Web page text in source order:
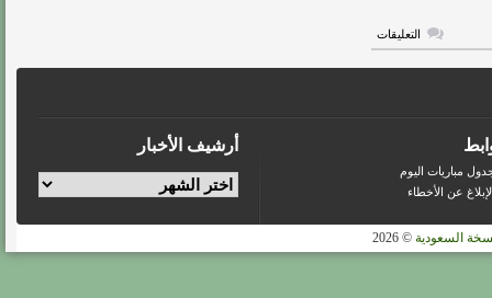
التعليقاتعلى
النصر
مباريات اليوم
عن الأخطاء
أرشيف الأخبار
السعودية © 2026